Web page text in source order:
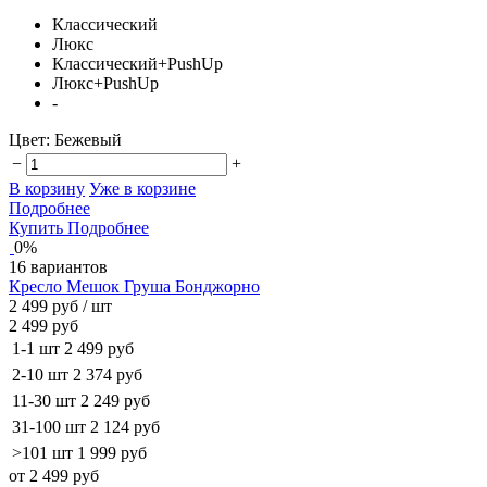
Классический
Люкс
Классический+PushUp
Люкс+PushUp
-
Цвет: Бежевый
−
+
В корзину Уже в корзине
Подробнее
Купить Подробнее
0%
16 вариантов
Кресло Мешок Груша Бонджорно
2 499 руб / шт
2 499 руб
1-1 шт 2 499 руб
2-10 шт 2 374 руб
11-30 шт 2 249 руб
31-100 шт 2 124 руб
>101 шт 1 999 руб
от 2 499 руб